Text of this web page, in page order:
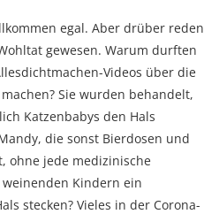
egal. Aber drüber reden
gewesen. Warum durften
Videos über die
Sie wurden behandelt,
Katzenbabys den Hals
die sonst Bierdosen und
ohne jede medizinische
Kindern ein
stecken? Vieles in der Corona-